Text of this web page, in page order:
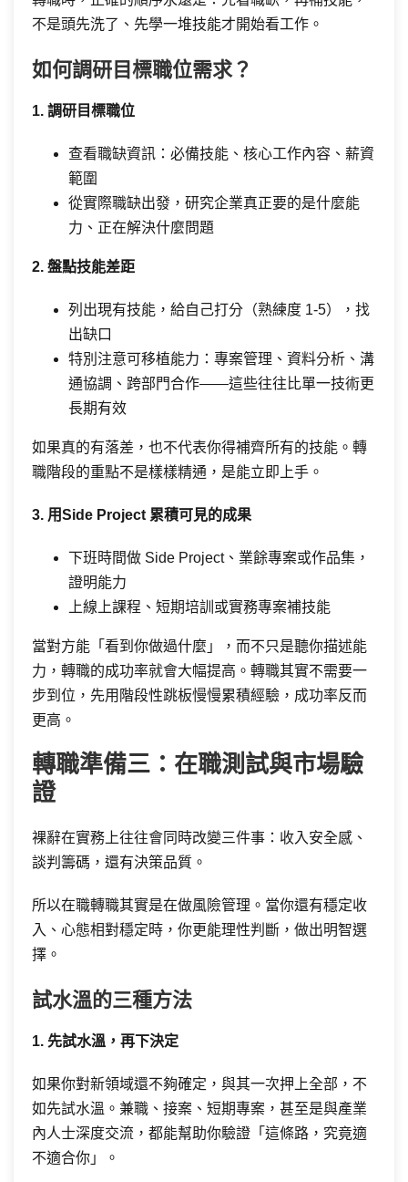
不是頭先洗了、先學一堆技能才開始看工作。
如何調研目標職位需求？
1. 調研目標職位
查看職缺資訊：必備技能、核心工作內容、薪資
範圍
從實際職缺出發，研究企業真正要的是什麼能
力、正在解決什麼問題
2. 盤點技能差距
列出現有技能，給自己打分（熟練度 1-5），找
出缺口
特別注意可移植能力：專案管理、資料分析、溝
通協調、跨部門合作——這些往往比單一技術更
長期有效
如果真的有落差，也不代表你得補齊所有的技能。轉
職階段的重點不是樣樣精通，是能立即上手。
3. 用Side Project 累積可見的成果
下班時間做 Side Project、業餘專案或作品集，
證明能力
上線上課程、短期培訓或實務專案補技能
當對方能「看到你做過什麼」，而不只是聽你描述能
力，轉職的成功率就會大幅提高。轉職其實不需要一
步到位，先用階段性跳板慢慢累積經驗，成功率反而
更高。
轉職準備三：在職測試與市場驗
證
裸辭在實務上往往會同時改變三件事：收入安全感、
談判籌碼，還有決策品質。
所以在職轉職其實是在做風險管理。當你還有穩定收
入、心態相對穩定時，你更能理性判斷，做出明智選
擇。
試水溫的三種方法
1. 先試水溫，再下決定
如果你對新領域還不夠確定，與其一次押上全部，不
如先試水溫。兼職、接案、短期專案，甚至是與產業
內人士深度交流，都能幫助你驗證「這條路，究竟適
不適合你」。